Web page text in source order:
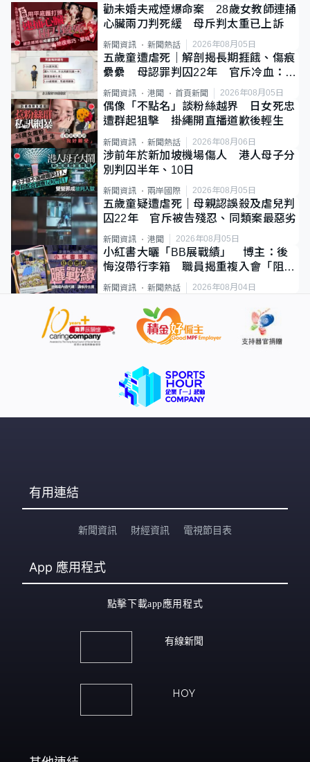
勸未婚夫戒煙爆命案 28歲女教師連捅
心臟兩刀判死緩 母斥判太重已上訴
新聞資訊 新聞熱話 2026年08月05日
五歲童遭虐死｜解剖揭長期捱餓、傷痕
纍纍 母認罪判囚22年 官斥冷血：同
類案最惡劣
新聞資訊 港聞 首頁新聞 2026年08月05日
偶像「不點名」談粉絲越界 日女死忠
遭群起狙擊 掛繩開直播道歉後輕生
新聞資訊 新聞熱話 2026年08月06日
涉前年於新加坡機場傷人 港人母子分
別判囚半年、10日
新聞資訊 兩岸國際 2026年08月05日
五歲童疑遭虐死｜母親認誤殺及虐兒判
囚22年 官斥被告殘忍、同類案最惡劣
新聞資訊 港聞 2026年08月05日
小紅書大曬「BB展戰績」 博主：後
悔沒帶行李箱 職員揭重複入會「阻止
唔到」
新聞資訊 新聞熱話 2026年08月04日
有用連結
新聞資訊 財經資訊 電視節目表
App 應用程式
點擊下載app應用程式
有線新聞
HOY